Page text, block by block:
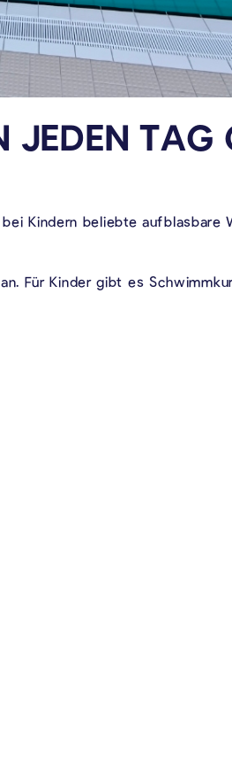
TAG
Kindern beliebte aufblasbare
Für Kinder gibt es